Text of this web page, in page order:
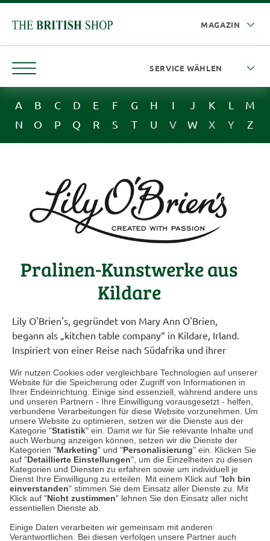
Wir nutzen Cookies oder vergleichbare Technologien auf unserer
Website für die Speicherung oder Zugriff von Informationen in
Ihrer Endeinrichtung. Einige sind essenziell, während andere uns
und unseren Partnern - Ihre Einwilligung vorausgesetzt - helfen,
verbundene Verarbeitungen für diese Website vorzunehmen. Um
unsere Website zu optimieren, setzen wir die Dienste aus der
Kategorie "Statistik" ein. Damit wir für Sie relevante Inhalte und
auch Werbung anzeigen können, setzen wir die Dienste der
Kategorien "Marketing" und "Personalisierung" ein. Klicken Sie
auf "Detaillierte Einstellungen", um die Einzelheiten zu diesen
Kategorien und Diensten zu erfahren sowie um individuell je
Dienst Ihre Einwilligung zu erteilen. Mit einem Klick auf "Ich bin
einverstanden" stimmen Sie dem Einsatz aller Dienste zu. Mit
Klick auf "Nicht zustimmen" lehnen Sie den Einsatz aller nicht
essentiellen Dienste ab.
Einige Daten verarbeiten wir gemeinsam mit anderen
Verantwortlichen. Bei diesen verfolgen unsere Partner auch
A B C D E F G H I J K L
M
N
O P Q R S T U V W X Y Z
Pralinen-Kunstwerke aus
Kildare
Lily O'Brien's, gegründet von Mary Ann O'Brien,
begann als „kitchen table company“ in Kildare, Irland.
Inspiriert von einer Reise nach Südafrika und ihrer
ihrer heimischen Küche mit der Herstellung feiner
Pralinen. Benannt nach ihrer Tochter, hat sich Lily
O'Brien's zu einem bekannten Namen in der irischen
Schokoladenszene entwickelt.
Heute ist das Unternehmen weiterhin ein
Familienbetrieb und betont die Verbundenheit zu
ihrer irischen Heimat – eine Verlagerung der
Produktion ins Ausland kommt für sie nicht infrage.